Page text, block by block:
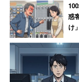
「一度決めたら変
ハードルを上げて
とするから、迷い
今の時代に求めら
惑
け